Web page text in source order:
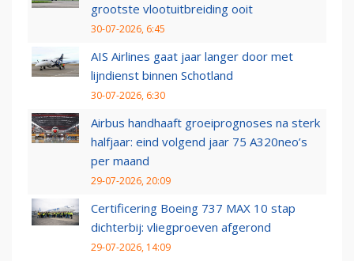
grootste vlootuitbreiding ooit
30-07-2026, 6:45
AIS Airlines gaat jaar langer door met
lijndienst binnen Schotland
30-07-2026, 6:30
Airbus handhaaft groeiprognoses na sterk
halfjaar: eind volgend jaar 75 A320neo’s
per maand
29-07-2026, 20:09
Certificering Boeing 737 MAX 10 stap
dichterbij: vliegproeven afgerond
29-07-2026, 14:09